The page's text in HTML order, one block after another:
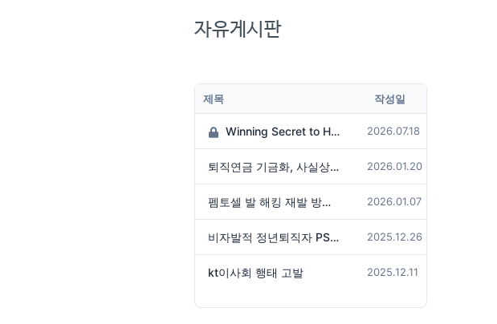
자유게시판
제목 작성일
Winning Secret to Hit the Jackpot! 2026.07.18
퇴직연금 기금화, 사실상 국가가 관리하겠다는 것인가? 2026.01.20
펨토셀 발 해킹 재발 방지 위해서는 2026.01.07
비자발적 정년퇴직자 PS성과급 미지급은 임금체불 아닌가? 2025.12.26
kt이사회 행태 고발 2025.12.11